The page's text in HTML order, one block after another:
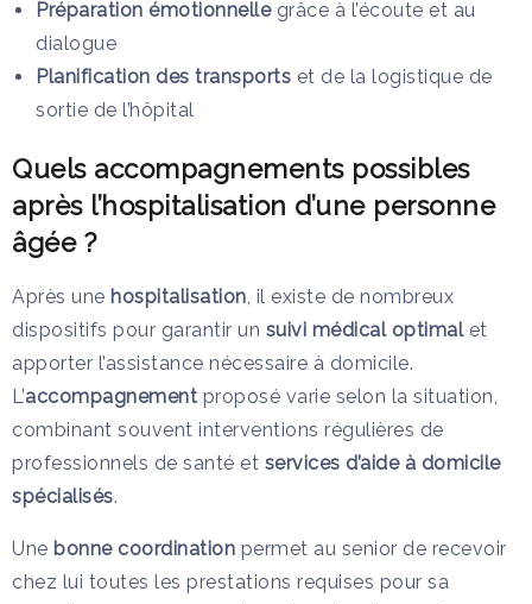
Préparation émotionnellegrâce à l’écoute et au
dialogue
Planification des transports et de la logistique de
sortie de l’hôpital
Quels accompagnements possibles
après l’hospitalisation d’une personne
âgée ?
Après une hospitalisation , il existe de nombreux
dispositifs pour garantir un suivi médical optimalet
apporter l’assistance nécessaire à domicile.
L’accompagnement proposé varie selon la situation,
combinant souvent interventions régulières de
professionnels de santé et services d’aide à domicile
spécialisés.
Une bonne coordination permet au senior de recevoir
chez lui toutes les prestations requises pour sa